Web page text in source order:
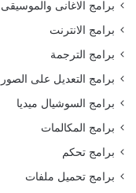
برامج الاغانى والموسيقى
برامج الانترنت
برامج الترجمة
برامج التعديل على الصور
برامج السوشيال ميديا
برامج المكالمات
برامج تحكم
برامج تحميل ملفات